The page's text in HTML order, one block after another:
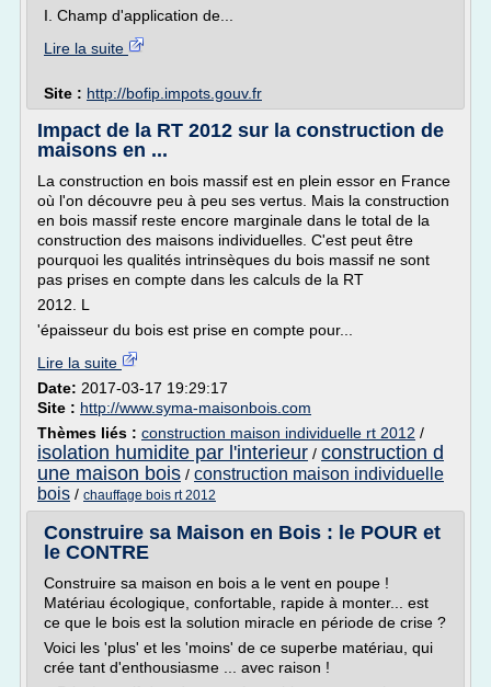
I. Champ d'application de...
Lire la suite
Site : http://bofip.impots.gouv.fr
Impact de la RT 2012 sur la construction de
maisons en ...
La construction en bois massif est en plein essor en France
où l'on découvre peu à peu ses vertus. Mais la construction
en bois massif reste encore marginale dans le total de la
construction des maisons individuelles. C'est peut être
pourquoi les qualités intrinsèques du bois massif ne sont
pas prises en compte dans les calculs de la RT
2012. L
'épaisseur du bois est prise en compte pour...
Lire la suite
Date: 2017-03-17 19:29:17
Site : http://www.syma-maisonbois.com
Thèmes liés : construction maison individuelle rt 2012 /
isolation humidite par l'interieur / construction d
une maison bois / construction maison individuelle
bois / chauffage bois rt 2012
Construire sa Maison en Bois : le POUR et
le CONTRE
Construire sa maison en bois a le vent en poupe !
Matériau écologique, confortable, rapide à monter... est
ce que le bois est la solution miracle en période de crise ?
Voici les 'plus' et les 'moins' de ce superbe matériau, qui
crée tant d'enthousiasme ... avec raison !